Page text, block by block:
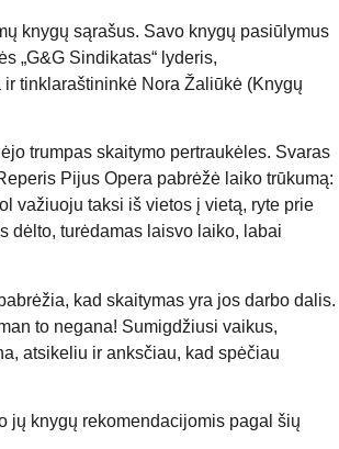
knygų sąrašus. Savo knygų pasiūlymus
„G&G Sindikatas“ lyderis,
tinklaraštininkė Nora Žaliūkė (Knygų
trumpas skaitymo pertraukėles. Svaras
Pijus Opera pabrėžė laiko trūkumą:
važiuoju taksi iš vietos į vietą, ryte prie
dėlto, turėdamas laisvo laiko, labai
kad skaitymas yra jos darbo dalis.
to negana! Sumigdžiusi vaikus,
atsikeliu ir anksčiau, kad spėčiau
jų knygų rekomendacijomis pagal šių